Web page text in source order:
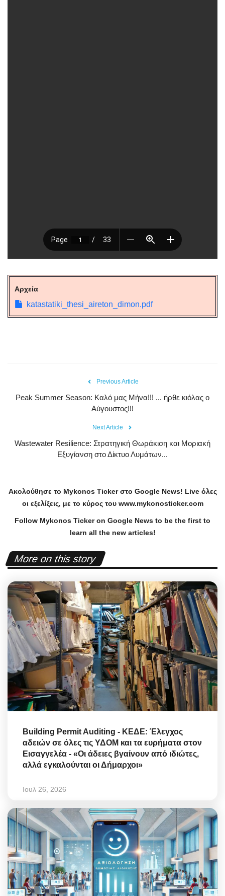
Αρχεία
katastatiki_thesi_aireton_dimon.pdf
Previous Article
Peak Summer Season: Kαλό μας Μήνα!!! ... ήρθε κιόλας ο
Αύγουστος!!!
Next Article
Wastewater Resilience: Στρατηγική Θωράκιση και Μοριακή
Εξυγίανση στο Δίκτυο Λυμάτων...
Ακολούθησε το Mykonos Tickerστο Google News! Liveόλες
οι εξελίξεις, με το κύρος του www.mykonosticker.com
Follow Mykonos Ticker on Google News to be the first to
learn all the new articles!
More on this story
Building Permit Auditing - ΚΕΔΕ: Έλεγχος
αδειών σε όλες τις ΥΔΟΜ και τα ευρήματα στον
Εισαγγελέα - «Οι άδειες βγαίνουν από ιδιώτες,
αλλά εγκαλούνται οι Δήμαρχοι»
Ιουλ 26, 2026